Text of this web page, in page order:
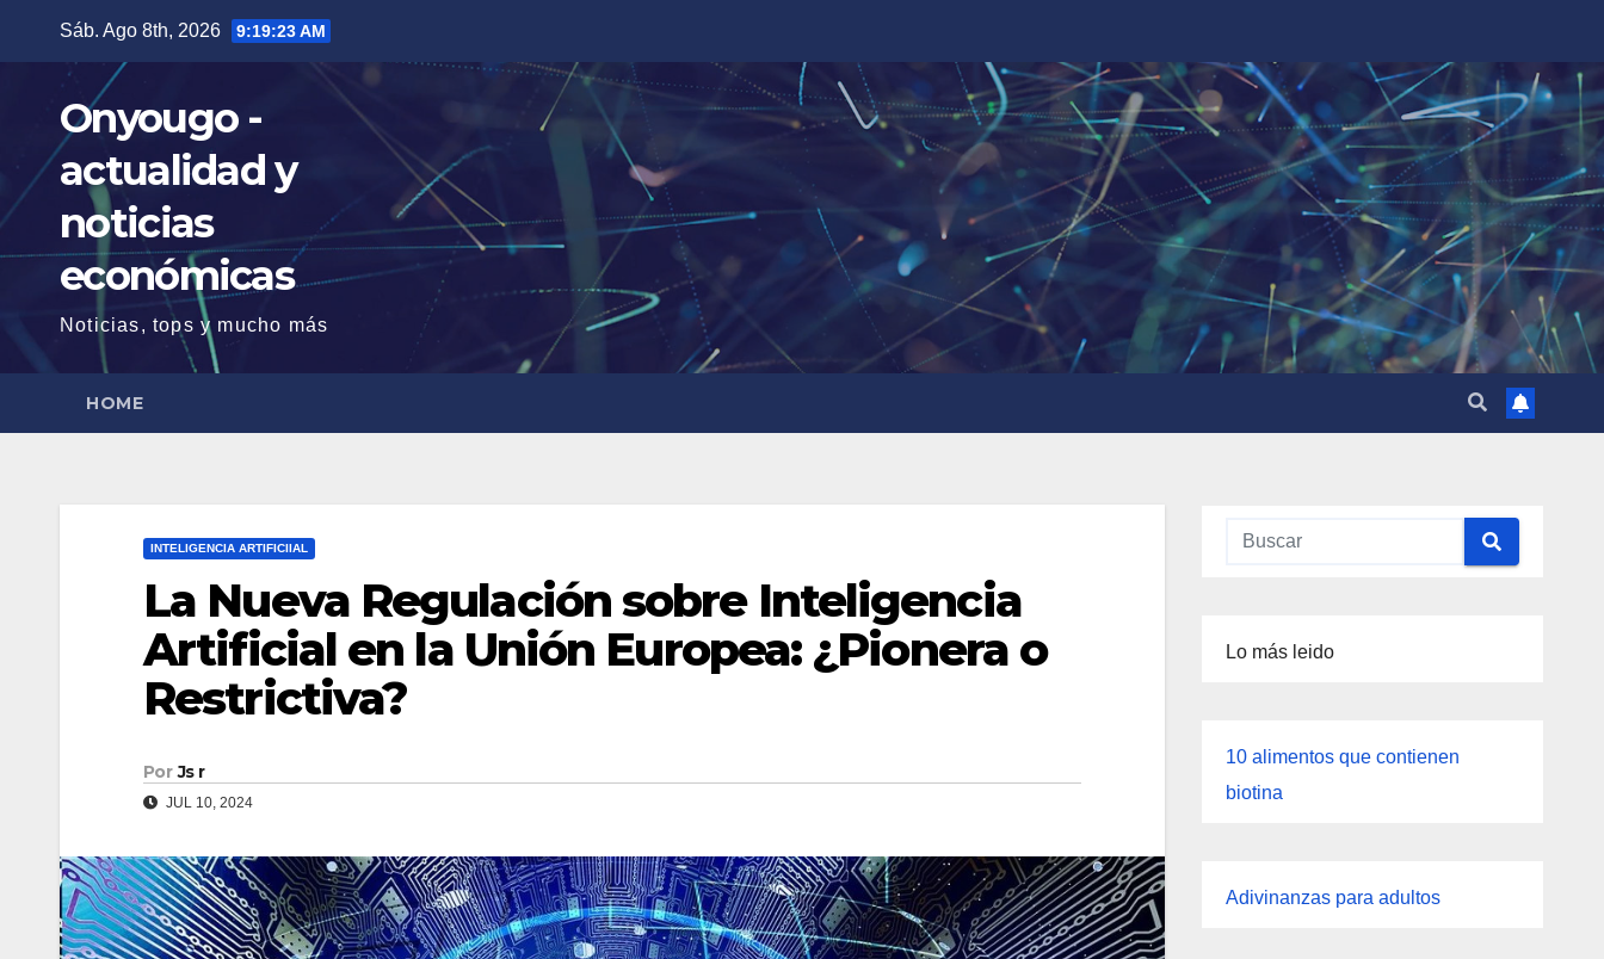
contenido
Sáb. Ago 8th, 2026 9:19:24 AM
Onyougo -
actualidad y
noticias
económicas
Noticias, tops y mucho más
HOME
INTELIGENCIA ARTIFICIIAL
La Nueva Regulación sobre Inteligencia
Artificial en la Unión Europea: ¿Pionera o
Restrictiva?
Por Js r
JUL 10, 2024
Lo más leido
10 alimentos que contienen
biotina
Adivinanzas para adultos